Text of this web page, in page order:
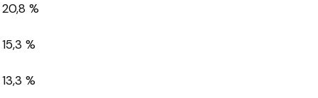
20,8 %
15,3 %
13,3 %